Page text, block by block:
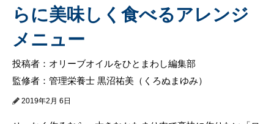
らに美味しく食べるアレンジ
メニュー
投稿者：オリーブオイルをひとまわし編集部
監修者：管理栄養士 黒沼祐美（くろぬまゆみ）
2019年2月 6日